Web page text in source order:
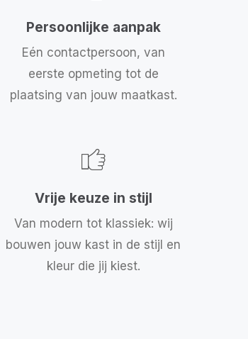
Persoonlijke aanpak
Eén contactpersoon, van
eerste opmeting tot de
plaatsing van jouw maatkast.
Vrije keuze in stijl
Van modern tot klassiek: wij
bouwen jouw kast in de stijl en
kleur die jij kiest.